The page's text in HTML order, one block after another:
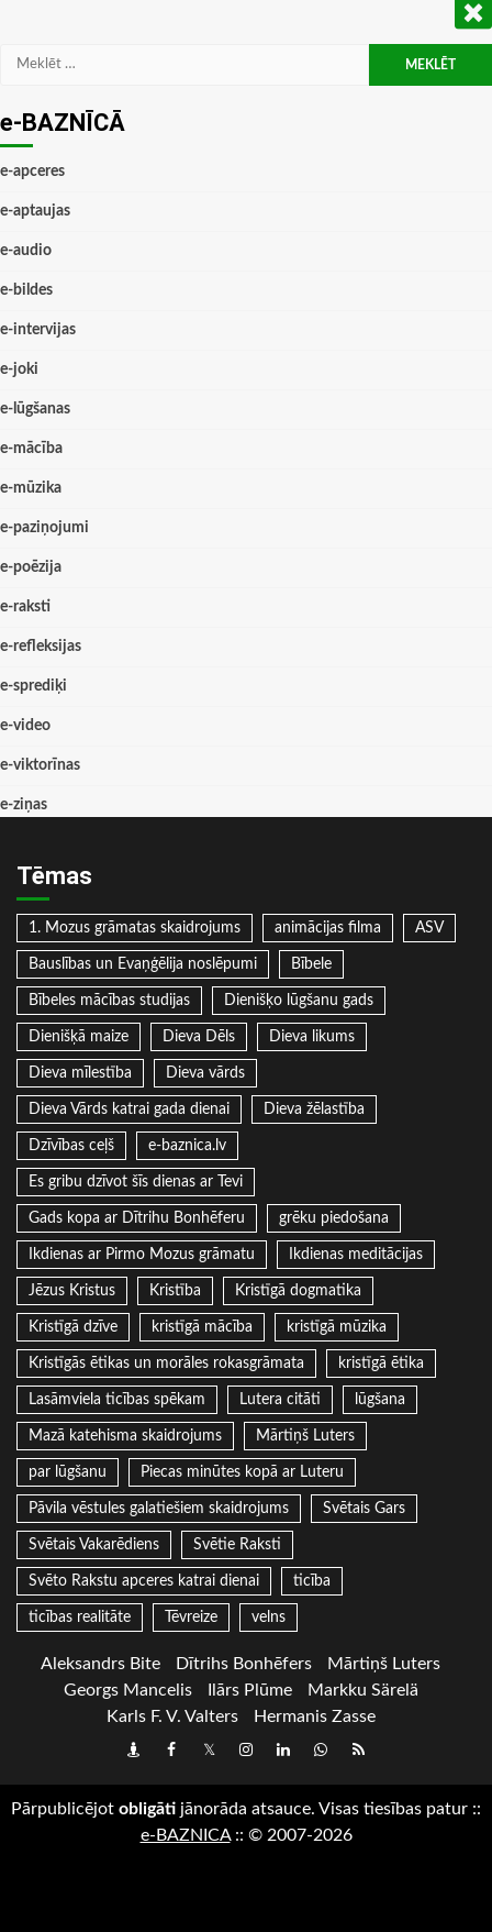
Meklēt:
e-BAZNĪCĀ
e-apceres
e-aptaujas
e-audio
e-bildes
e-intervijas
e-joki
e-lūgšanas
e-mācība
e-mūzika
e-paziņojumi
e-poēzija
e-raksti
e-refleksijas
e-sprediķi
e-video
e-viktorīnas
e-ziņas
Tēmas
1. Mozus grāmatas skaidrojums animācijas filma ASV
Bauslības un Evaņģēlija noslēpumi Bībele
Bībeles mācības studijas Dienišķo lūgšanu gads
Dienišķā maize Dieva Dēls Dieva likums
Dieva mīlestība Dieva vārds
Dieva Vārds katrai gada dienai Dieva žēlastība
Dzīvības ceļš e-baznica.lv
Es gribu dzīvot šīs dienas ar Tevi
Gads kopa ar Dītrihu Bonhēferu grēku piedošana
Ikdienas ar Pirmo Mozus grāmatu Ikdienas meditācijas
Jēzus Kristus Kristība Kristīgā dogmatika
Kristīgā dzīve kristīgā mācība kristīgā mūzika
Kristīgās ētikas un morāles rokasgrāmata kristīgā ētika
Lasāmviela ticības spēkam Lutera citāti lūgšana
Mazā katehisma skaidrojums Mārtiņš Luters
par lūgšanu Piecas minūtes kopā ar Luteru
Pāvila vēstules galatiešiem skaidrojums Svētais Gars
Svētais Vakarēdiens Svētie Raksti
Svēto Rakstu apceres katrai dienai ticība
ticības realitāte Tēvreize velns
Aleksandrs Bite Dītrihs Bonhēfers
Mārtiņš Luters
Georgs Mancelis
Ilārs Plūme
Markku Särelä
Karls F. V. Valters
Hermanis Zasse
DraugiemFacebook
TwitterInstagram
LinkedInwhatsapp
RSS
Pārpublicējot obligāti jānorāda atsauce. Visas tiesības patur ::
e-BAZNICA:: © 2007-2026